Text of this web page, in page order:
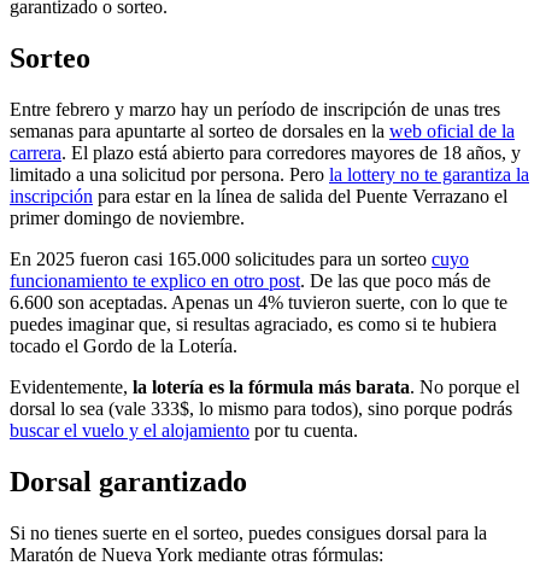
garantizado o sorteo.
Sorteo
Entre febrero y marzo hay un período de inscripción de unas tres
semanas para apuntarte al sorteo de dorsales en la web oficial de la
carrera. El plazo está abierto para corredores mayores de 18 años, y
limitado a una solicitud por persona. Pero la lottery no te garantiza la
inscripción para estar en la línea de salida del Puente Verrazano el
primer domingo de noviembre.
En 2025 fueron casi 165.000 solicitudes para un sorteo cuyo
funcionamiento te explico en otro post. De las que poco más de
6.600 son aceptadas. Apenas un 4% tuvieron suerte, con lo que te
puedes imaginar que, si resultas agraciado, es como si te hubiera
tocado el Gordo de la Lotería.
Evidentemente, la lotería es la fórmula más barata. No porque el
dorsal lo sea (vale 333$, lo mismo para todos), sino porque podrás
buscar el vuelo y el alojamiento por tu cuenta.
Dorsal garantizado
Si no tienes suerte en el sorteo, puedes consigues dorsal para la
Maratón de Nueva York mediante otras fórmulas: